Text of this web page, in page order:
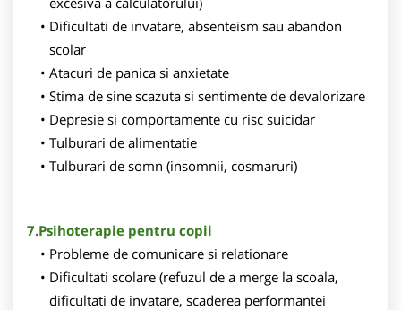
Dificultati de invatare, absenteism sau abandon
scolar
Atacuri de panica si anxietate
Stima de sine scazuta si sentimente de devalorizare
Depresie si comportamente cu risc suicidar
Tulburari de alimentatie
Tulburari de somn (insomnii, cosmaruri)
7.Psihoterapie pentru copii
Probleme de comunicare si relationare
Dificultati scolare (refuzul de a merge la scoala,
dificultati de invatare, scaderea performantei